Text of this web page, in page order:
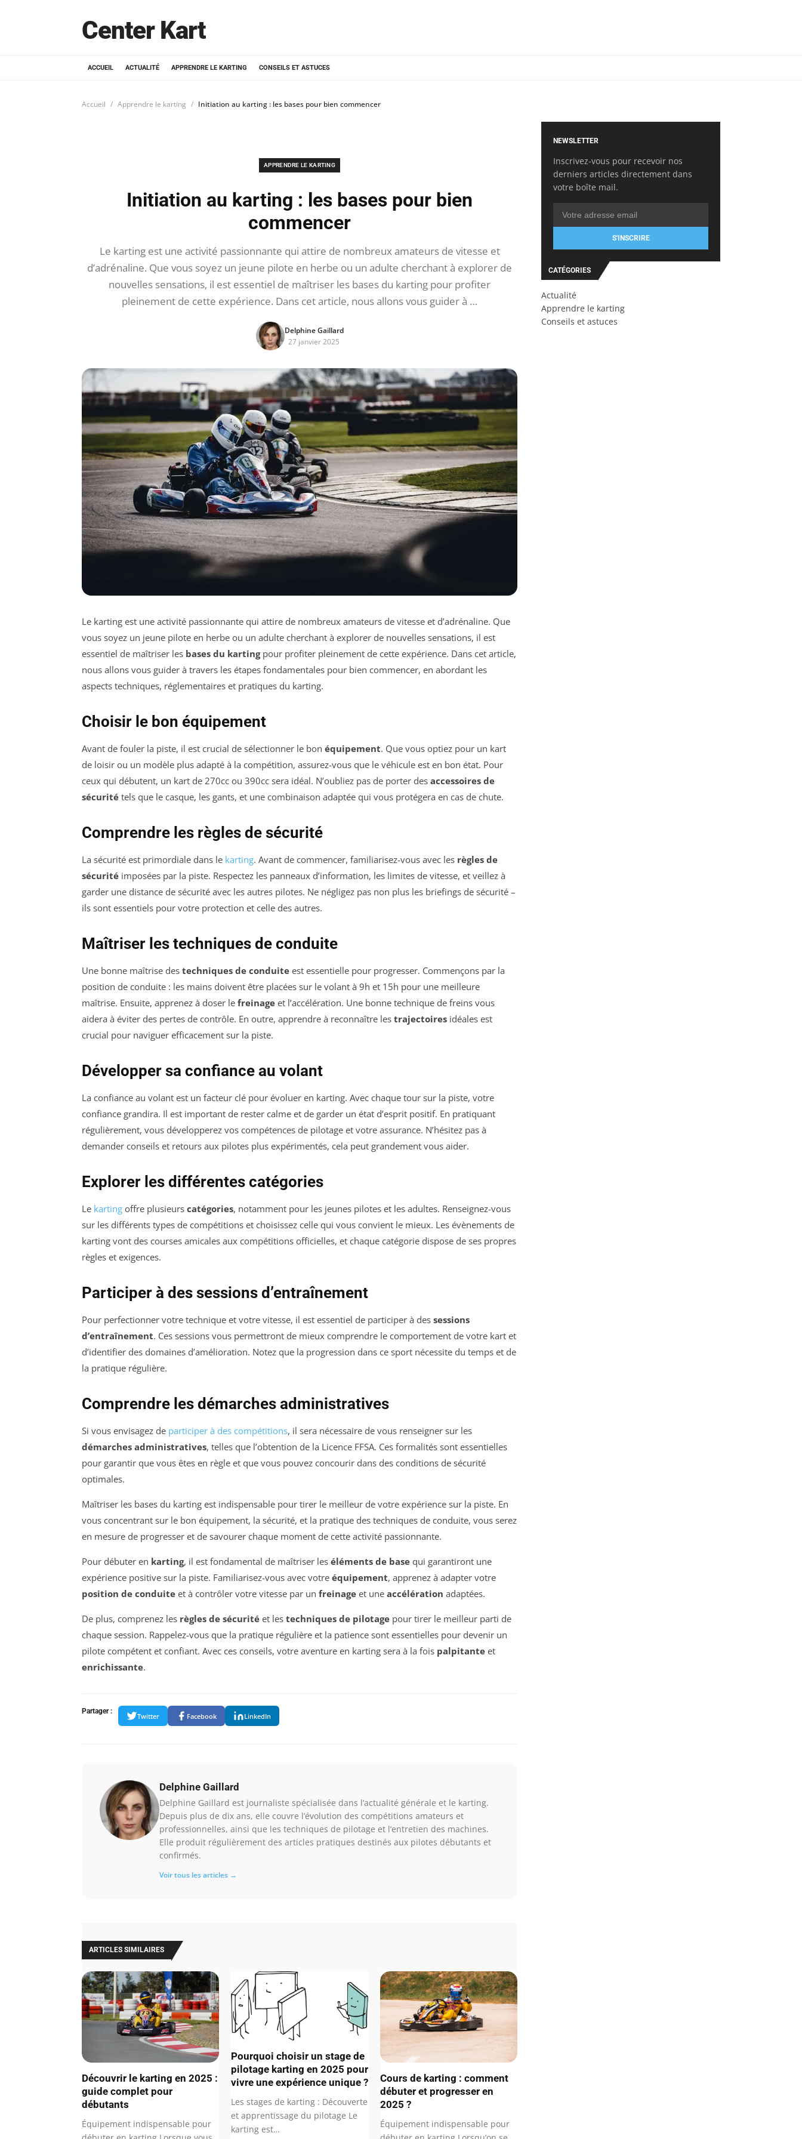
Center Kart
ACCUEIL ACTUALITÉ APPRENDRE LE KARTING CONSEILS ET ASTUCES
Accueil Apprendre le karting Initiation au karting : les bases pour bien commencer
APPRENDRE LE KARTING
Initiation au karting : les bases pour bien
commencer
Le karting est une activité passionnante qui attire de nombreux amateurs de vitesse et
d’adrénaline. Que vous soyez un jeune pilote en herbe ou un adulte cherchant à explorer de
nouvelles sensations, il est essentiel de maîtriser les bases du karting pour profiter
pleinement de cette expérience. Dans cet article, nous allons vous guider à …
Delphine Gaillard
27 janvier 2025
Le karting est une activité passionnante qui attire de nombreux amateurs de vitesse et d’adrénaline. Que
vous soyez un jeune pilote en herbe ou un adulte cherchant à explorer de nouvelles sensations, il est
essentiel de maîtriser les bases du kartingpour profiter pleinement de cette expérience. Dans cet article,
nous allons vous guider à travers les étapes fondamentales pour bien commencer, en abordant les
aspects techniques, réglementaires et pratiques du karting.
Choisir le bon équipement
Avant de fouler la piste, il est crucial de sélectionner le bon équipement. Que vous optiez pour un kart
de loisir ou un modèle plus adapté à la compétition, assurez-vous que le véhicule est en bon état. Pour
ceux qui débutent, un kart de 270cc ou 390cc sera idéal. N’oubliez pas de porter des accessoires de
sécurité tels que le casque, les gants, et une combinaison adaptée qui vous protégera en cas de chute.
Comprendre les règles de sécurité
La sécurité est primordiale dans le karting. Avant de commencer, familiarisez-vous avec les règles de
sécurité imposées par la piste. Respectez les panneaux d’information, les limites de vitesse, et veillez à
garder une distance de sécurité avec les autres pilotes. Ne négligez pas non plus les briefings de sécurité –
ils sont essentiels pour votre protection et celle des autres.
Maîtriser les techniques de conduite
Une bonne maîtrise des techniques de conduite est essentielle pour progresser. Commençons par la
position de conduite : les mains doivent être placées sur le volant à 9h et 15h pour une meilleure
maîtrise. Ensuite, apprenez à doser le freinage et l’accélération. Une bonne technique de freins vous
aidera à éviter des pertes de contrôle. En outre, apprendre à reconnaître les trajectoires idéales est
crucial pour naviguer efficacement sur la piste.
Développer sa confiance au volant
La confiance au volant est un facteur clé pour évoluer en karting. Avec chaque tour sur la piste, votre
confiance grandira. Il est important de rester calme et de garder un état d’esprit positif. En pratiquant
régulièrement, vous développerez vos compétences de pilotage et votre assurance. N’hésitez pas à
demander conseils et retours aux pilotes plus expérimentés, cela peut grandement vous aider.
Explorer les différentes catégories
Le karting offre plusieurs catégories, notamment pour les jeunes pilotes et les adultes. Renseignez-vous
sur les différents types de compétitions et choisissez celle qui vous convient le mieux. Les évènements de
karting vont des courses amicales aux compétitions officielles, et chaque catégorie dispose de ses propres
règles et exigences.
Participer à des sessions d’entraînement
Pour perfectionner votre technique et votre vitesse, il est essentiel de participer à des sessions
d’entraînement. Ces sessions vous permettront de mieux comprendre le comportement de votre kart et
d’identifier des domaines d’amélioration. Notez que la progression dans ce sport nécessite du temps et de
la pratique régulière.
Comprendre les démarches administratives
Si vous envisagez de participer à des compétitions, il sera nécessaire de vous renseigner sur les
démarches administratives, telles que l’obtention de la Licence FFSA. Ces formalités sont essentielles
pour garantir que vous êtes en règle et que vous pouvez concourir dans des conditions de sécurité
optimales.
Maîtriser les bases du karting est indispensable pour tirer le meilleur de votre expérience sur la piste. En
vous concentrant sur le bon équipement, la sécurité, et la pratique des techniques de conduite, vous serez
en mesure de progresser et de savourer chaque moment de cette activité passionnante.
Pour débuter en karting, il est fondamental de maîtriser les éléments de base qui garantiront une
expérience positive sur la piste. Familiarisez-vous avec votre équipement, apprenez à adapter votre
position de conduite et à contrôler votre vitesse par un freinage et une accélération adaptées.
De plus, comprenez les règles de sécurité et les techniques de pilotage pour tirer le meilleur parti de
chaque session. Rappelez-vous que la pratique régulière et la patience sont essentielles pour devenir un
pilote compétent et confiant. Avec ces conseils, votre aventure en karting sera à la fois palpitante et
enrichissante.
Partager :
Twitter Facebook LinkedIn
Delphine Gaillard
Delphine Gaillard est journaliste spécialisée dans l’actualité générale et le karting.
Depuis plus de dix ans, elle couvre l’évolution des compétitions amateurs et
professionnelles, ainsi que les techniques de pilotage et l’entretien des machines.
Elle produit régulièrement des articles pratiques destinés aux pilotes débutants et
confirmés.
Voir tous les articles →
ARTICLES SIMILAIRES
Découvrir le karting en 2025 :
guide complet pour
débutants
Équipement indispensable pour
Pourquoi choisir un stage de
pilotage karting en 2025 pour
vivre une expérience unique ?
Les stages de karting : Découverte
et apprentissage du pilotage Le
karting est…
Cours de karting : comment
débuter et progresser en
2025 ?
Équipement indispensable pour
NEWSLETTER
Inscrivez-vous pour recevoir nos
derniers articles directement dans
votre boîte mail.
S'INSCRIRE
CATÉGORIES
Actualité
Apprendre le karting
Conseils et astuces